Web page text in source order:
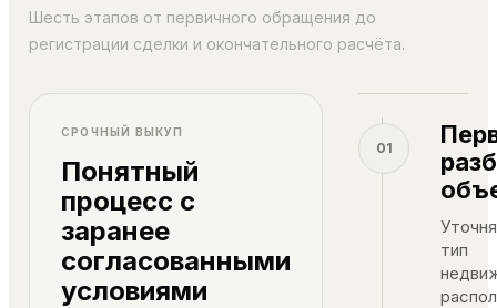
Шесть этапов от первичного обращения до
регистрации сделки и окончательного расчёта.
СРОЧНЫЙ ВЫКУП
Понятный
процесс с
заранее
согласованными
условиями
01
тип